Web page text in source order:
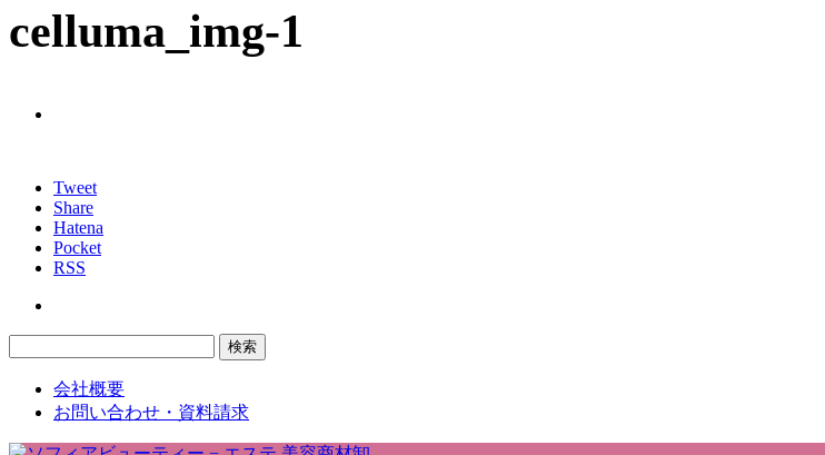
celluma_img-1
Tweet
Share
Hatena
Pocket
RSS
会社概要
お問い合わせ・資料請求